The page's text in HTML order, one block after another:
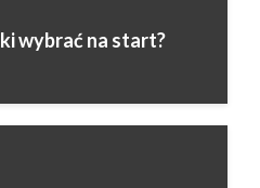
wybrać na start?